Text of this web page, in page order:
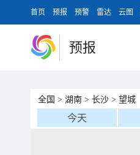
首页 预报 预警 雷达 云图
预报
全国 > 湖南 > 长沙 > 望城
今天